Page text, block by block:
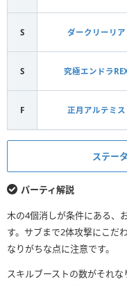
S ダークリーリア
S 究極エンドラ
F 正月アルテミス
ステー
適用前
適用後
パーティ解説
木の4個消しが条件にある、
す。サブまで2体攻撃にこだ
なりがちな点に注意です。
スキルブーストの数がそれ